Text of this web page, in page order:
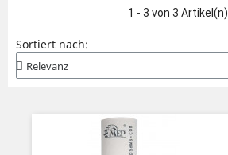
1 - 3 von 3 Artikel(n)
Sortiert nach: